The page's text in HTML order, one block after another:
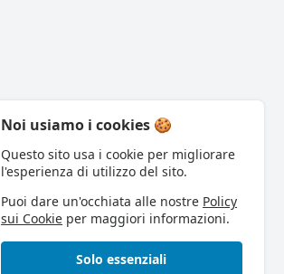
Noi usiamo i cookies 🍪
Questo sito usa i cookie per migliorare
l'esperienza di utilizzo del sito.
Puoi dare un'occhiata alle nostre Policy
sui Cookie per maggiori informazioni.
Solo essenziali